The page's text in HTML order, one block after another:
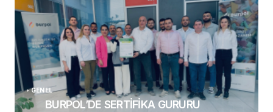
GENEL
BURPOL’DE SERTİFİKA GURURU